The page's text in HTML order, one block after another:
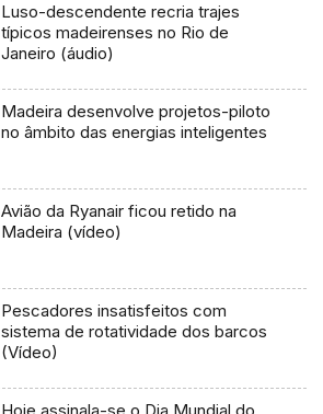
Luso-descendente recria trajes
típicos madeirenses no Rio de
Janeiro (áudio)
Madeira desenvolve projetos-piloto
no âmbito das energias inteligentes
Avião da Ryanair ficou retido na
Madeira (vídeo)
Pescadores insatisfeitos com
sistema de rotatividade dos barcos
(Vídeo)